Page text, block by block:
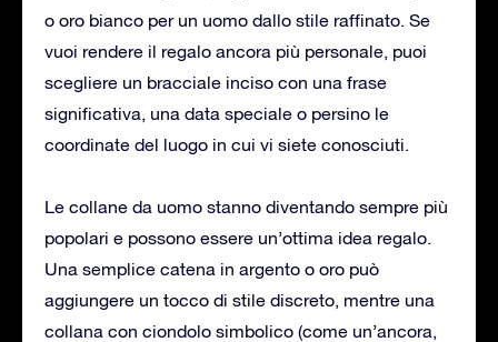
o oro bianco per un uomo dallo stile raffinato. Se
vuoi rendere il regalo ancora più personale, puoi
scegliere un bracciale inciso con una frase
significativa, una data speciale o persino le
coordinate del luogo in cui vi siete conosciuti.
Le collane da uomo stanno diventando sempre più
popolari e possono essere un’ottima idea regalo.
Una semplice catena in argento o oro può
aggiungere un tocco di stile discreto, mentre una
collana con ciondolo simbolico (come un’ancora,